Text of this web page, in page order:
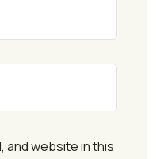
and website in this